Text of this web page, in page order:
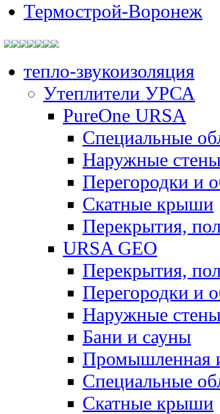
Термострой-Воронеж
тепло-звукоизоляция
Утеплители УРСА
PureOne URSA
Специальные
Наружные
Перегородки и
Скатные крыши
Перекрытия,
URSA GEO
Перекрытия,
Перегородки и
Наружные
Бани и сауны
Промышленная
Специальные
Скатные крыши